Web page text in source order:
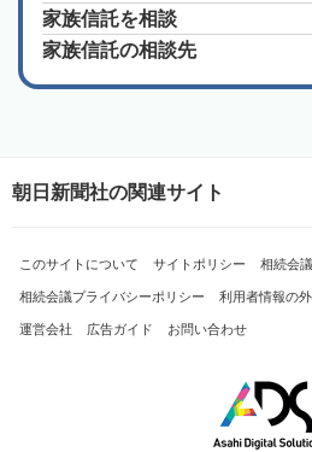
家族信託を相談
家族信託の相談先
朝日新聞社の関連サイト
このサイトについて サイトポリシー 相続会
相続会議プライバシーポリシー 利用者情報の
運営会社 広告ガイド お問い合わせ